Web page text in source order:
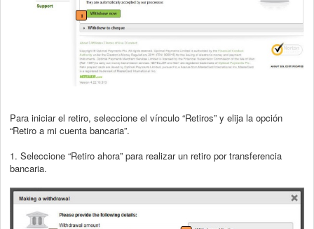
Para iniciar el retiro, seleccione el vínculo “Retiros” y elija la opción
“Retiro a mi cuenta bancaria”.
1. Seleccione “Retiro ahora” para realizar un retiro por transferencia
bancaria.